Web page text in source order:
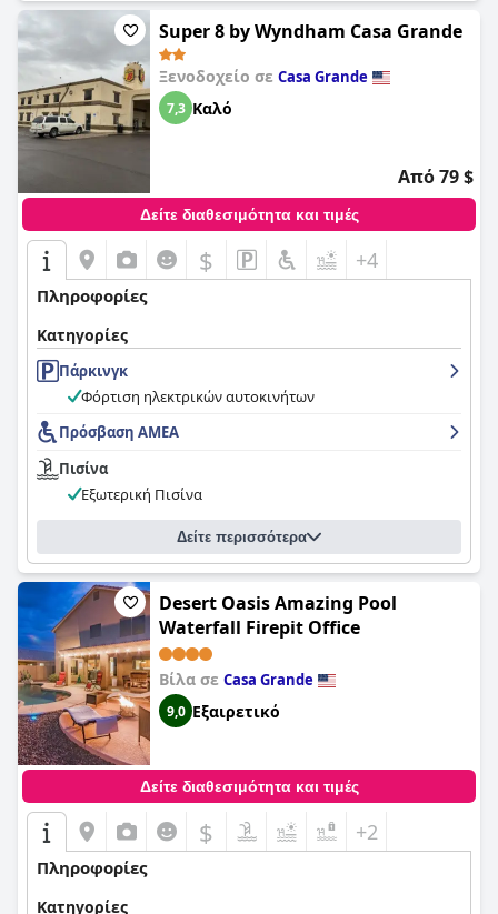
Super 8 by Wyndham Casa Grande
Ξενοδοχείο σε Casa Grande
7,3 Καλό
Από 79 $
Δείτε διαθεσιμότητα και τιμές
$ +4
Πληροφορίες
Κατηγορίες
Πάρκινγκ
Φόρτιση ηλεκτρικών αυτοκινήτων
Πρόσβαση ΑΜΕΑ
Πισίνα
Εξωτερική Πισίνα
Δείτε περισσότερα
Desert Oasis Amazing Pool
Waterfall Firepit Office
Βίλα σε Casa Grande
9,0 Εξαιρετικό
Δείτε διαθεσιμότητα και τιμές
$ +2
Πληροφορίες
Κατηγορίες